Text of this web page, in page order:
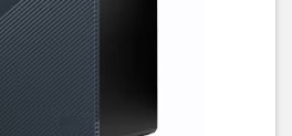
với hiệu năng
dưới sự trợ giúp